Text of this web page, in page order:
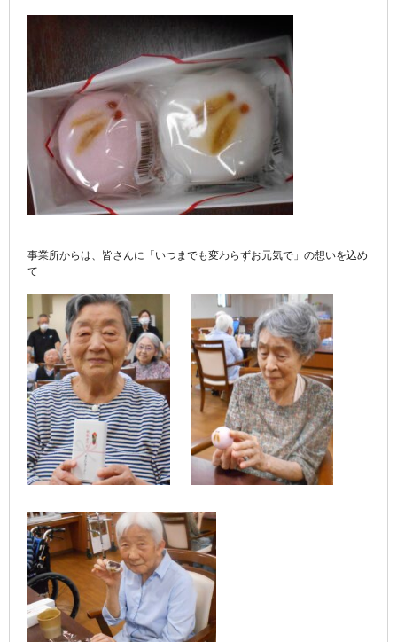
事業所からは、皆さんに「いつまでも変わらずお元気で」の想いを込め
て